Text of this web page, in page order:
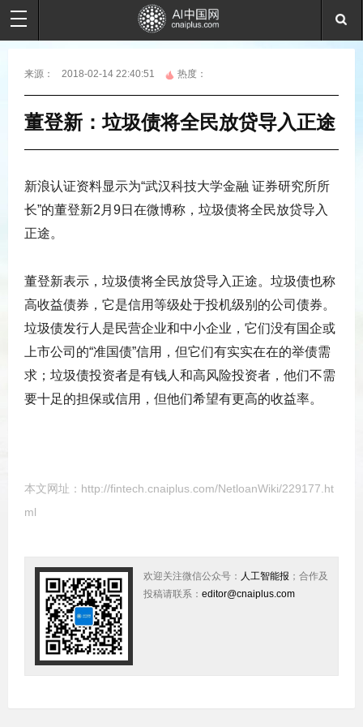
来源： 2018-02-14 22:40:51 热度：
董登新：垃圾债将全民放贷导入正途
新浪认证资料显示为“武汉科技大学金融 证券研究所所
长”的董登新2月9日在微博称，垃圾债将全民放贷导入
正途。
董登新表示，垃圾债将全民放贷导入正途。垃圾债也称
高收益债券，它是信用等级处于投机级别的公司债券。
垃圾债发行人是民营企业和中小企业，它们没有国企或
上市公司的“准国债”信用，但它们有实实在在的举债需
求；垃圾债投资者是有钱人和高风险投资者，他们不需
要十足的担保或信用，但他们希望有更高的收益率。
本文网址： http://fintech.cnaiplus.com/NetloanWiki/229177.ht
ml
欢迎关注微信公众号： 人工智能报 ；合作及
投稿请联系： editor@cnaiplus.com